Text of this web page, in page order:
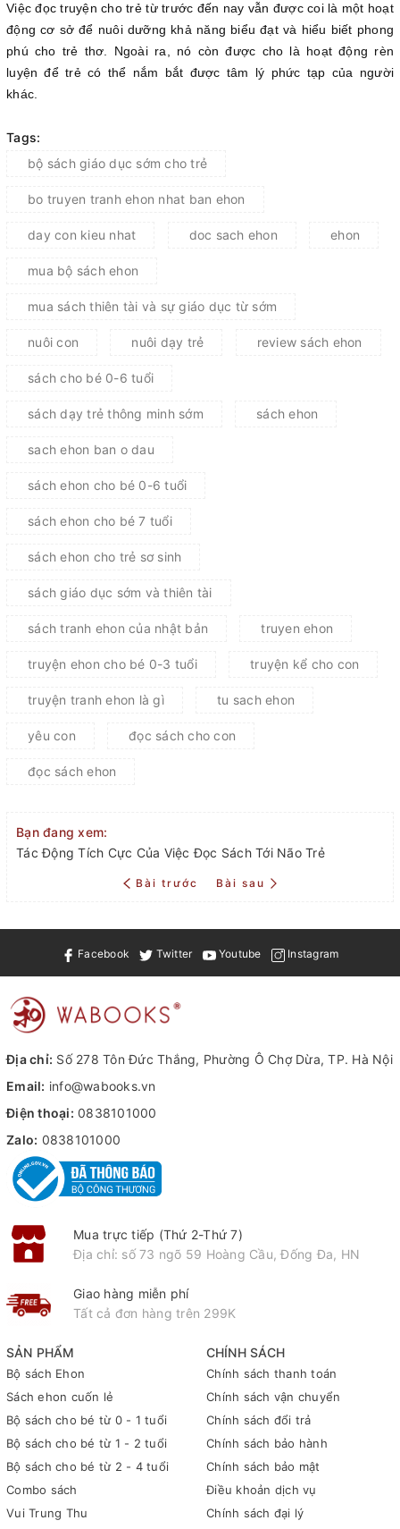
Việc đọc truyện cho trẻ từ trước đến nay vẫn được coi là một hoạt
động cơ sở để nuôi dưỡng khả năng biểu đạt và hiểu biết phong
phú cho trẻ thơ. Ngoài ra, nó còn được cho là hoạt động rèn
luyện để trẻ có thể nắm bắt được tâm lý phức tạp của người
khác.
Tags:
bộ sách giáo dục sớm cho trẻ
bo truyen tranh ehon nhat ban ehon
day con kieu nhat doc sach ehon ehon
mua bộ sách ehon
mua sách thiên tài và sự giáo dục từ sớm
nuôi con nuôi dạy trẻ review sách ehon
sách cho bé 0-6 tuổi
sách dạy trẻ thông minh sớm sách ehon
sach ehon ban o dau
sách ehon cho bé 0-6 tuổi
sách ehon cho bé 7 tuổi
sách ehon cho trẻ sơ sinh
sách giáo dục sớm và thiên tài
sách tranh ehon của nhật bản truyen ehon
truyện ehon cho bé 0-3 tuổi truyện kể cho con
truyện tranh ehon là gì tu sach ehon
yêu con đọc sách cho con
đọc sách ehon
Bạn đang xem:
Tác Động Tích Cực Của Việc Đọc Sách Tới Não Trẻ
Bài trước Bài sau
Facebook Twitter Youtube Instagram
SẢN PHẨM
Bộ sách Ehon
Sách ehon cuốn lẻ
Bộ sách cho bé từ 0 - 1 tuổi
Bộ sách cho bé từ 1 - 2 tuổi
Bộ sách cho bé từ 2 - 4 tuổi
Combo sách
Vui Trung Thu
CHÍNH SÁCH
Chính sách thanh toán
Chính sách vận chuyển
Chính sách đổi trả
Chính sách bảo hành
Chính sách bảo mật
Điều khoản dịch vụ
Chính sách đại lý
Địa chỉ: Số 278 Tôn Đức Thắng, Phường Ô Chợ Dừa, TP. Hà Nội
Email: info@wabooks.vn
Điện thoại: 0838101000
Zalo: 0838101000
Mua trực tiếp (Thứ 2-Thứ 7)
Địa chỉ: số 73 ngõ 59 Hoàng Cầu, Đống Đa, HN
Giao hàng miễn phí
Tất cả đơn hàng trên 299K